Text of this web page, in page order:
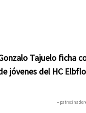
Tajuelo ficha
jóvenes del HC
–